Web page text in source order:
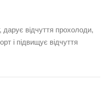
відчуття прохолоди,
і підвищує відчуття